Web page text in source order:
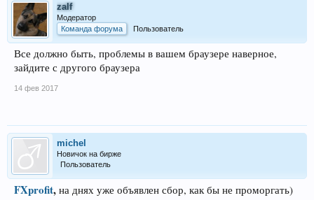
zalf
Модератор
Команда форума
Пользователь
Все должно быть, проблемы в вашем браузере наверное,
зайдите с другого браузера
14 фев 2017
michel
Новичок на бирже
Пользователь
FXprofit, на днях уже объявлен сбор, как бы не проморгать)